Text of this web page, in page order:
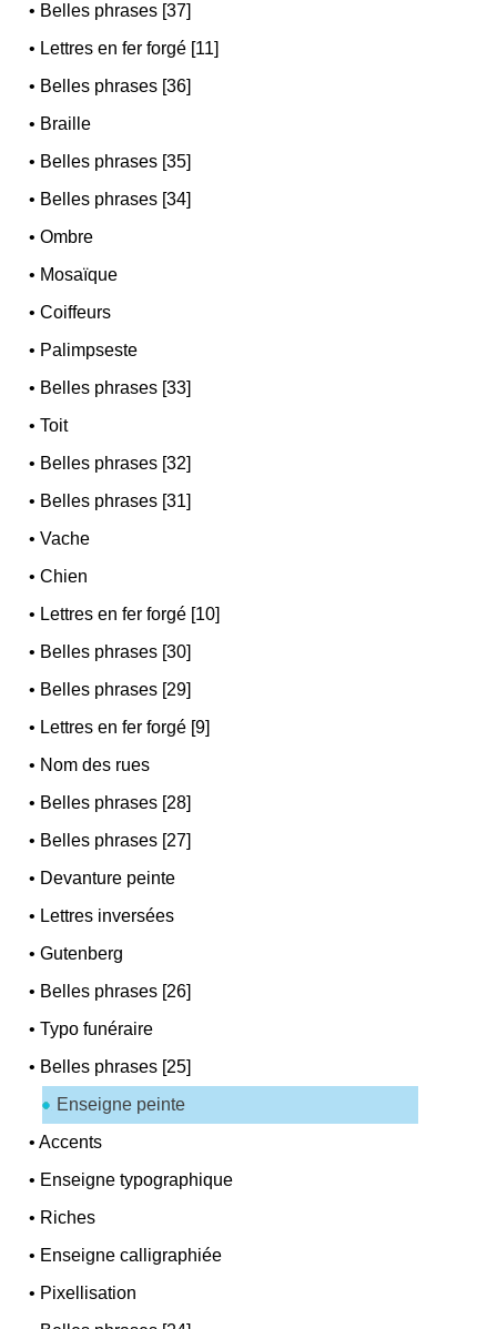
• Belles phrases [37]
• Lettres en fer forgé [11]
• Belles phrases [36]
• Braille
• Belles phrases [35]
• Belles phrases [34]
•Ombre
• Mosaïque
•Coiffeurs
• Palimpseste
• Belles phrases [33]
•Toit
• Belles phrases [32]
• Belles phrases [31]
•Vache
•Chien
• Lettres en fer forgé [10]
• Belles phrases [30]
• Belles phrases [29]
• Lettres en fer forgé [9]
• Nom des rues
• Belles phrases [28]
• Belles phrases [27]
• Devanture peinte
• Lettres inversées
•Gutenberg
• Belles phrases [26]
•Typo funéraire
• Belles phrases [25]
Enseigne peinte
•Accents
• Enseigne typographique
• Riches
• Enseigne calligraphiée
• Pixellisation